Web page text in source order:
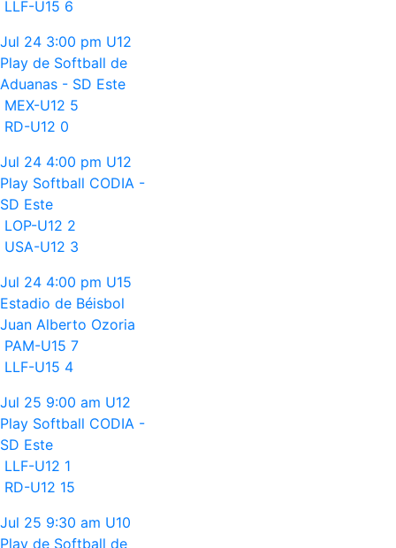
LLF-U15 6
Jul 24 3:00 pm U12
Play de Softball de
Aduanas - SD Este
MEX-U12 5
RD-U12 0
Jul 24 4:00 pm U12
Play Softball CODIA -
SD Este
LOP-U12 2
USA-U12 3
Jul 24 4:00 pm U15
Estadio de Béisbol
Juan Alberto Ozoria
PAM-U15 7
LLF-U15 4
Jul 25 9:00 am U12
Play Softball CODIA -
SD Este
LLF-U12 1
RD-U12 15
Jul 25 9:30 am U10
Play de Softball de